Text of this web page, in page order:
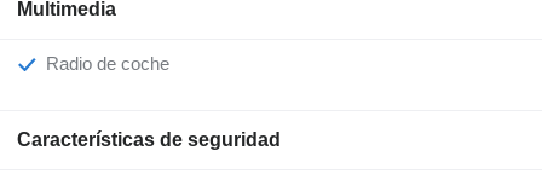
Multimedia
Radio de coche
Características de seguridad